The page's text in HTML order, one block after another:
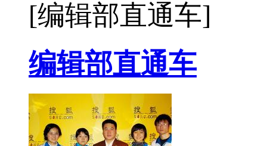
[编辑部直通车]
编辑部直通车